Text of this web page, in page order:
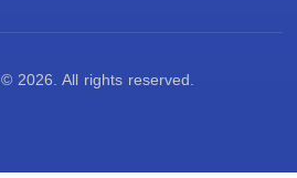
© 2026. All rights reserved.